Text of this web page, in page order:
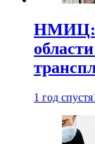
НМИЦ:
1 год спустя